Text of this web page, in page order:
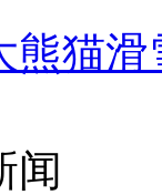
熊猫滑
闻